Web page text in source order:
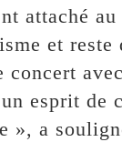
attaché au
et reste
concert
esprit de
», a